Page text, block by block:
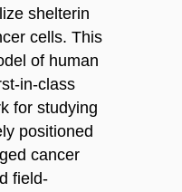
shelterin
cells. This
of human
in-class
for studying
positioned
cancer
field-